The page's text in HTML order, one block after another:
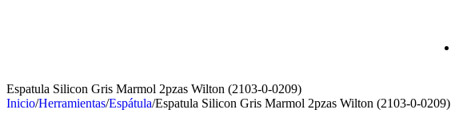
Espatula Silicon Gris Marmol 2pzas Wilton (2103-0-0209)
Inicio/Herramientas/Espátula/Espatula Silicon Gris Marmol 2pzas Wilton (2103-0-0209)